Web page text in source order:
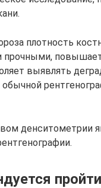
плотность
выявлять
денситометрии